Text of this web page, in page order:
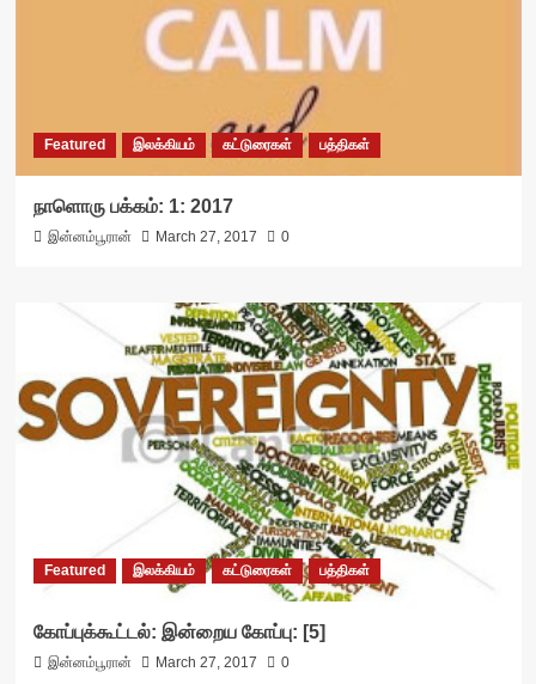
Featured இலக்கியம் கட்டுரைகள் பத்திகள்
நாளொரு பக்கம்: 1: 2017
இன்னம்பூரான் March 27, 2017 0
Featured இலக்கியம் கட்டுரைகள் பத்திகள்
கோப்புக்கூட்டல்: இன்றைய கோப்பு: [5]
இன்னம்பூரான் March 27, 2017 0